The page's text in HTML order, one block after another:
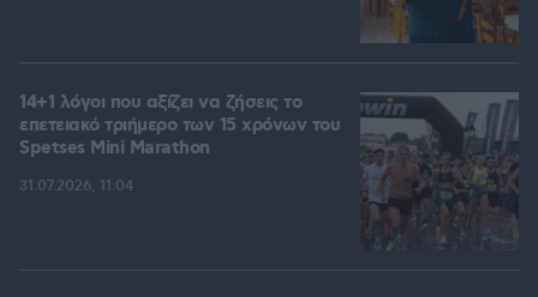
14+1 λόγοι που αξίζει να ζήσεις το
επετειακό τριήμερο των 15 χρόνων του
Spetses Mini Marathon
31.07.2026, 11:04